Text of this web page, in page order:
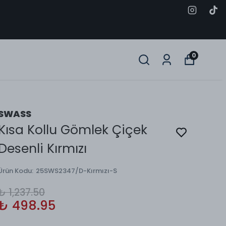
0
Kollu Gömlek Çiçek
Kırmızı
Kodu: 25SWS2347/D-Kırmızı-S
1,237.50
498.95